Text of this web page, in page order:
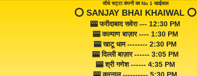
सीधे सट्टा कंपनी का No 1 खाईवाल
⭕️ SANJAY BHAI KHAIWAL ⭕️
🎰 फरीदाबाद सवेरा --- 12:30 PM
🎰 कल्याण बाज़ार ---- 1:30 PM
🎰 खाटू धाम -------- 2:30 PM
🎰 दिल्ली बाज़ार ------ 3:05 PM
🎰 श्री गणेश ------ 4:35 PM